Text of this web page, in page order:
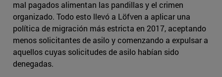
mal pagados alimentan las pandillas y el crimen
organizado. Todo esto llevó a Löfven a aplicar una
política de migración más estricta en 2017, aceptando
menos solicitantes de asilo y comenzando a expulsar a
aquellos cuyas solicitudes de asilo habían sido
denegadas.